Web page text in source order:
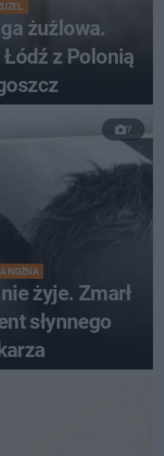
żużlowa.
Łódź z Polonią
7
NOŻNA
żyje. Zmarł
słynnego